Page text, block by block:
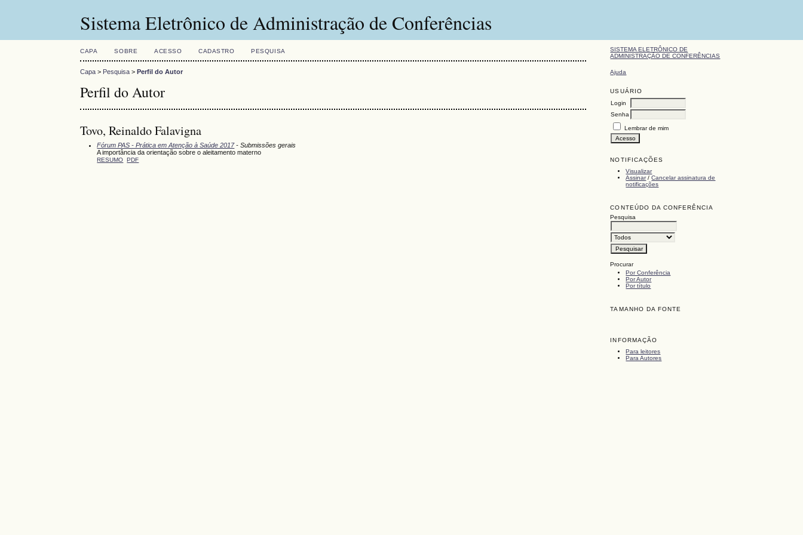
Sistema Eletrônico de Administração de Conferências
SISTEMA ELETRÔNICO DE
ADMINISTRAÇÃO DE CONFERÊNCIAS
Ajuda
USUÁRIO
Login
Senha
Lembrar de mim
NOTIFICAÇÕES
Visualizar
Assinar/Cancelar assinatura de
notificações
CONTEÚDO DA CONFERÊNCIA
Pesquisa
Procurar
Por Conferência
Por Autor
Por título
TAMANHO DA FONTE
INFORMAÇÃO
Para leitores
Para Autores
CAPA SOBRE ACESSO CADASTRO PESQUISA
Capa > Pesquisa >Perfil do Autor
Perfil do Autor
Tovo, Reinaldo Falavigna
Fórum PAS - Prática em Atenção à Saúde 2017- Submissões gerais
A importância da orientação sobre o aleitamento materno
RESUMO PDF